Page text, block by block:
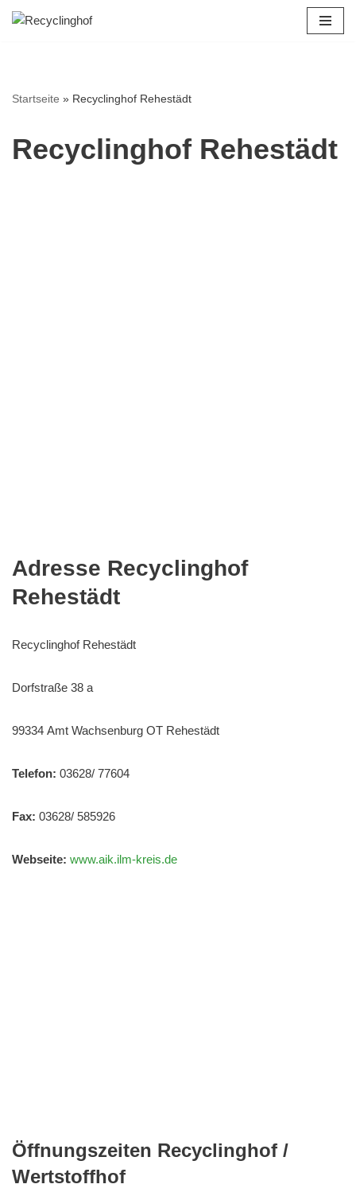
Startseite » Recyclinghof Rehestädt
Recyclinghof Rehestädt
Adresse Recyclinghof
Rehestädt
Recyclinghof Rehestädt
Dorfstraße 38 a
99334 Amt Wachsenburg OT Rehestädt
Telefon: 03628/ 77604
Fax: 03628/ 585926
Webseite: www.aik.ilm-kreis.de
Öffnungszeiten Recyclinghof /
Wertstoffhof